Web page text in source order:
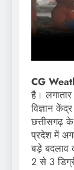
CG
है। लगातार
विज्ञान
छत्तीसगढ़
प्रदेश में
बड़े बदलाव
2 से 3